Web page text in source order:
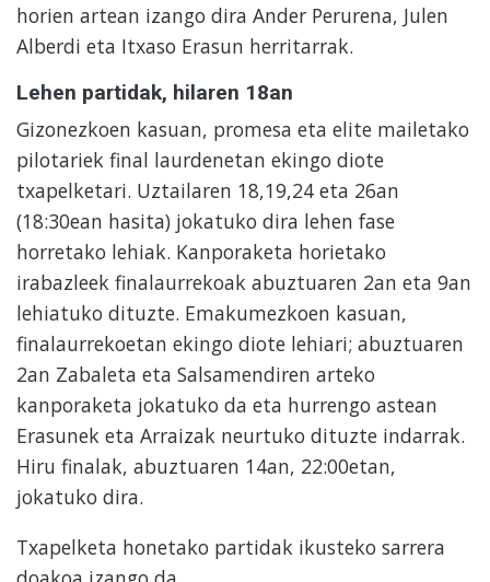
horien artean izango dira Ander Perurena, Julen
Alberdi eta Itxaso Erasun herritarrak.
Lehen partidak, hilaren 18an
Gizonezkoen kasuan, promesa eta elite mailetako
pilotariek final laurdenetan ekingo diote
txapelketari. Uztailaren 18,19,24 eta 26an
(18:30ean hasita) jokatuko dira lehen fase
horretako lehiak. Kanporaketa horietako
irabazleek finalaurrekoak abuztuaren 2an eta 9an
lehiatuko dituzte. Emakumezkoen kasuan,
finalaurrekoetan ekingo diote lehiari; abuztuaren
2an Zabaleta eta Salsamendiren arteko
kanporaketa jokatuko da eta hurrengo astean
Erasunek eta Arraizak neurtuko dituzte indarrak.
Hiru finalak, abuztuaren 14an, 22:00etan,
jokatuko dira.
Txapelketa honetako partidak ikusteko sarrera